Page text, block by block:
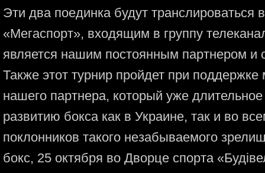
Эти два поединка будут
«Мегаспорт», входящим в группу
является нашим постоянным партнером и
Также этот турнир пройдет при
нашего партнера, который уже
развитию бокса как в Украине, так и во
поклонников такого незабываемого
бокс, 25 октября во Дворце спорта